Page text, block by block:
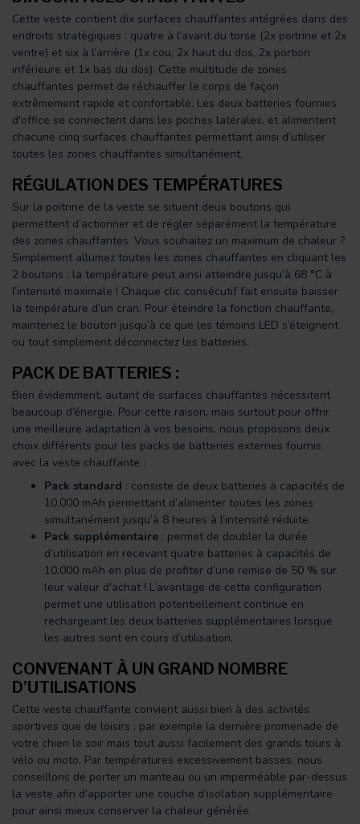
Cette veste contient dix surfaces chauffantes intégrées dans des
endroits stratégiques : quatre à l’avant du torse (2x poitrine et 2x
ventre) et six à l’arrière (1x cou, 2x haut du dos, 2x portion
inférieure et 1x bas du dos). Cette multitude de zones
chauffantes permet de réchauffer le corps de façon
extrêmement rapide et confortable. Les deux batteries fournies
d'office se connectent dans les poches latérales, et alimentent
chacune cinq surfaces chauffantes permettant ainsi d’utiliser
toutes les zones chauffantes simultanément.
RÉGULATION DES TEMPÉRATURES
Sur la poitrine de la veste se situent deux boutons qui
permettent d’actionner et de régler séparément la température
des zones chauffantes. Vous souhaitez un maximum de chaleur ?
Simplement allumez toutes les zones chauffantes en cliquant les
2 boutons : la température peut ainsi atteindre jusqu’à 68 °C à
l’intensité maximale ! Chaque clic consécutif fait ensuite baisser
la température d’un cran. Pour éteindre la fonction chauffante,
maintenez le bouton jusqu’à ce que les témoins LED s’éteignent
ou tout simplement déconnectez les batteries.
PACK DE BATTERIES :
Bien évidemment, autant de surfaces chauffantes nécessitent
beaucoup d’énergie. Pour cette raison, mais surtout pour offrir
une meilleure adaptation à vos besoins, nous proposons deux
choix différents pour les packs de batteries externes fournis
avec la veste chauffante :
Pack standard : consiste de deux batteries à capacités de
10.000 mAh permettant d’alimenter toutes les zones
simultanément jusqu’à 8 heures à l’intensité réduite.
Pack supplémentaire : permet de doubler la durée
d’utilisation en recevant quatre batteries à capacités de
10.000 mAh en plus de profiter d’une remise de 50 % sur
leur valeur d'achat ! L’avantage de cette configuration
permet une utilisation potentiellement continue en
rechargeant les deux batteries supplémentaires lorsque
les autres sont en cours d’utilisation.
CONVENANT À UN GRAND NOMBRE
D’UTILISATIONS
Cette veste chauffante convient aussi bien à des activités
sportives que de loisirs ; par exemple la dernière promenade de
votre chien le soir mais tout aussi facilement des grands tours à
vélo ou moto. Par températures excessivement basses, nous
conseillons de porter un manteau ou un imperméable par-dessus
la veste afin d’apporter une couche d’isolation supplémentaire
pour ainsi mieux conserver la chaleur générée.